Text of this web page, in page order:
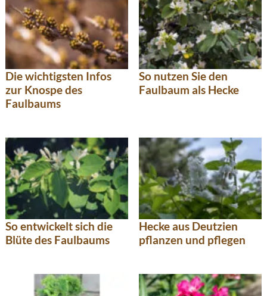
Die wichtigsten Infos
zur Knospe des
Faulbaums
So nutzen Sie den
Faulbaum als Hecke
So entwickelt sich die
Blüte des Faulbaums
Hecke aus Deutzien
pflanzen und pflegen